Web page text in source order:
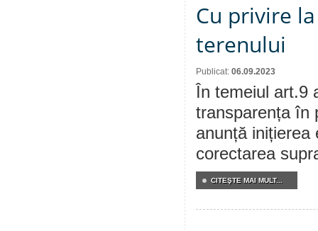
Cu privire
terenului
Publicat: 06.09.2023
În temeiul art.9
transparența în
anunță inițierea
corectarea
CITEŞTE MAI MULT...